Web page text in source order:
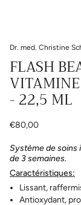
Dr. med. Christine
FLASH
- 22,5 ML
€80,00
Système de soins
de 3 semaines.
Caractéristiques:
Lissant,
Antioxydant,